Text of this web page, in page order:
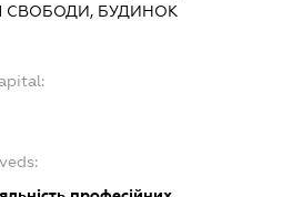
СВОБОДИ, БУДИНОК